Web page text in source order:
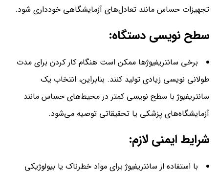
تجهیزات حساس مانند تعادل‌های آزمایشگاهی خودداری شود.
سطح نویسی دستگاه:
برخی سانتریفیوژ‌ها ممکن است هنگام کار کردن برای مدت
طولانی نویسی زیادی تولید کنند. بنابراین، انتخاب یک
سانتریفیوژ با سطح نویسی کمتر در محیط‌های حساس مانند
آزمایشگاه‌های پزشکی یا تحقیقاتی توصیه می‌شود.
شرایط ایمنی لازم:
با استفاده از سانتریفیوژ برای مواد خطرناک یا بیولوژیکی